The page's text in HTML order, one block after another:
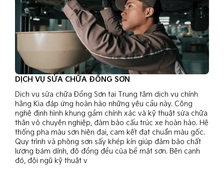
DỊCH VỤ SỬA CHỮA ĐỒNG SƠN
Dịch vụ sửa chữa Đồng Sơn tại Trung tâm dịch vụ chính
hãng Kia đáp ứng hoàn hảo những yêu cầu này. Công
nghệ định hình khung gầm chính xác và kỹ thuật sửa chữa
thân vỏ chuyên nghiệp, đảm bảo cấu trúc xe hoàn hảo. Hệ
thống pha màu sơn hiện đại, cam kết đạt chuẩn màu gốc.
Quy trình và phòng sơn sấy khép kín giúp đảm bảo chất
lượng bám dính, độ đồng đều của bề mặt sơn. Bên cạnh
đó, đội ngũ kỹ thuật v